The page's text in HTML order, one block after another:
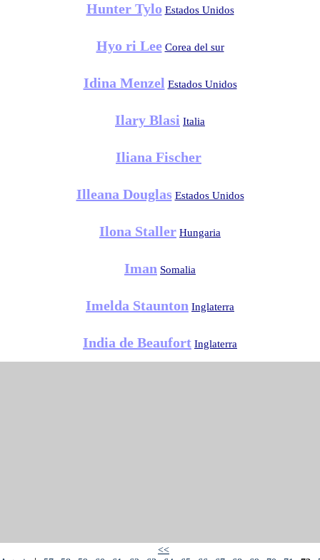
Hunter Tylo Estados Unidos
Hyo ri Lee Corea del sur
Idina Menzel Estados Unidos
Ilary Blasi Italia
Iliana Fischer
Illeana Douglas Estados Unidos
Ilona Staller Hungaria
Iman Somalia
Imelda Staunton Inglaterra
India de Beaufort Inglaterra
<<